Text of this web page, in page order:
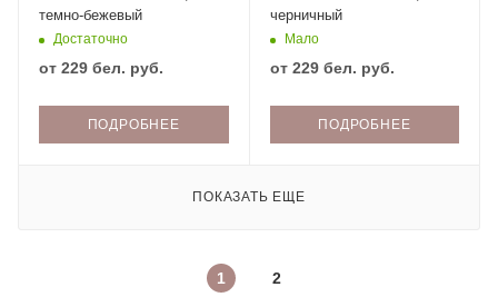
темно-бежевый
Достаточно
от 229 бел. руб.
ПОДРОБНЕЕ
черничный
Мало
от 229 бел. руб.
ПОДРОБНЕЕ
ПОКАЗАТЬ ЕЩЕ
1 2